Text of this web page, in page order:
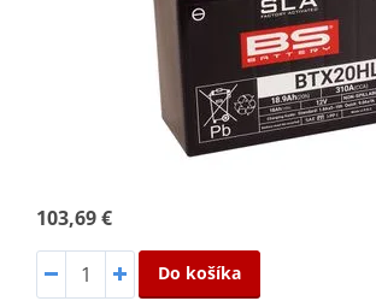
103,69 €
Do košíka